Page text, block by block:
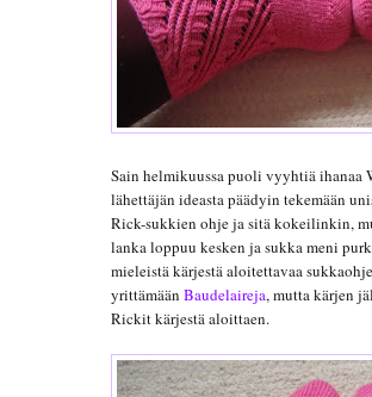
Sain helmikuussa puoli vyyhtiä ihanaa
lähettäjän ideasta päädyin tekemään
Rick-sukkien ohje ja sitä kokeilinkin,
lanka loppuu kesken ja sukka meni
mieleistä kärjestä aloitettavaa
yrittämään Baudelaireja, mutta kärjen
Rickit kärjestä aloittaen.